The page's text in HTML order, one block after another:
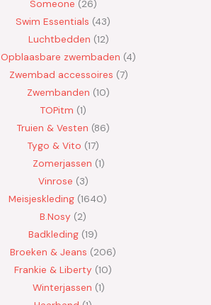
Someone 26
Swim Essentials 43
Luchtbedden 12
Opblaasbare zwembaden 4
Zwembad accessoires 7
Zwembanden 10
TOPitm 1
Truien & Vesten 86
Tygo & Vito 17
Zomerjassen 1
Vinrose 3
Meisjeskleding 1640
B.Nosy
2
Badkleding 19
Broeken & Jeans
206
Frankie & Liberty 10
Winterjassen 1